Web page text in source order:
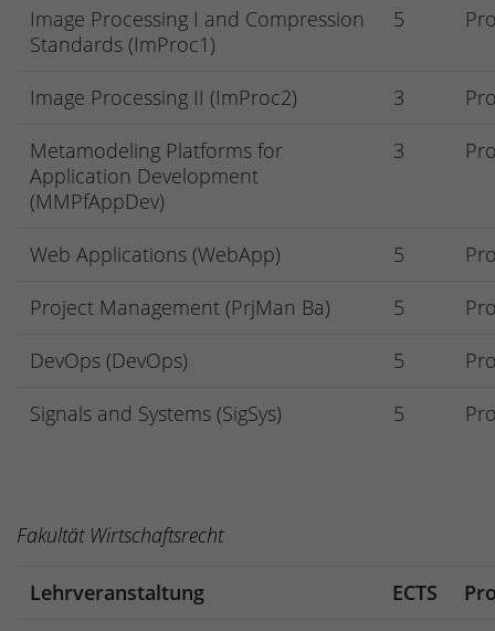
Image Processing I and Compression
Standards (ImProc1)
5
Image Processing II (ImProc2) 3
Metamodeling Platforms for
Application Development
(MMPfAppDev)
3
Web Applications (WebApp) 5
Project Management (PrjMan Ba)
5
DevOps (DevOps)
5
Signals and Systems (SigSys)
5
Fakultät Wirtschaftsrecht
Lehrveranstaltung ECTS